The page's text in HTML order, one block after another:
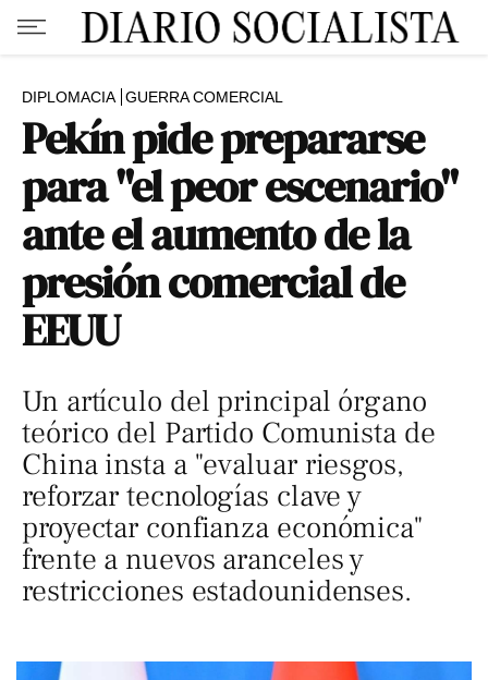
DIPLOMACIA GUERRA COMERCIAL
Pekín pide prepararse
para "el peor escenario"
ante el aumento de la
presión comercial de
EEUU
Un artículo del principal órgano
teórico del Partido Comunista de
China insta a "evaluar riesgos,
reforzar tecnologías clave y
proyectar confianza económica"
frente a nuevos aranceles y
restricciones estadounidenses.